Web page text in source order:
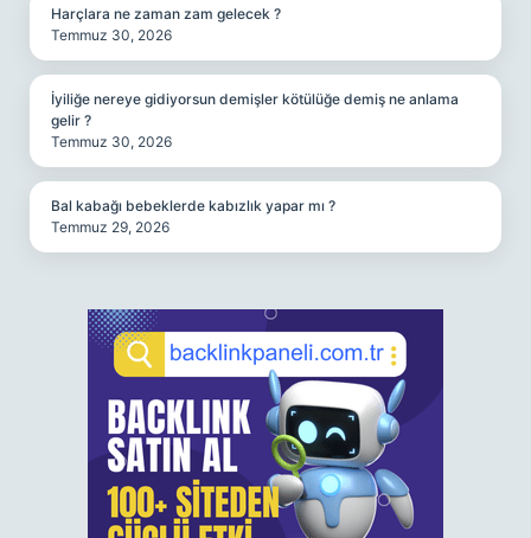
Harçlara ne zaman zam gelecek ?
Temmuz 30, 2026
İyiliğe nereye gidiyorsun demişler kötülüğe demiş ne anlama
gelir ?
Temmuz 30, 2026
Bal kabağı bebeklerde kabızlık yapar mı ?
Temmuz 29, 2026